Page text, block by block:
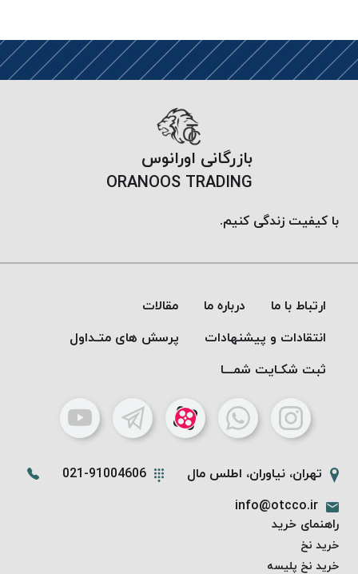
OMEGA
نخ بافت
MILANO
موم
نخ
موم
تریشه
OMEGA
بافت
بدون
موم
نخ
بدون
بازرگانی اورانوس
ORANOOS TRADING
با کیفیت زندگی کنیم.
ارتباط با ما درباره ما
مقالات
انتقادات و پیشنهادات
پرسش های متـداول
ثبت شکـایت شمـــا
تهران، نیاوران، اطلس مال
021-91004606
info@otcco.ir
راهنمای خرید
خرید نخ
خرید نخ پلیسه